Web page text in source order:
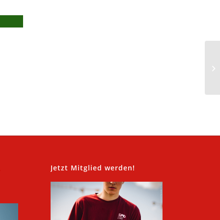
Jetzt Mitglied werden!